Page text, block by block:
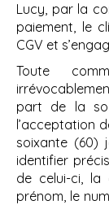
Lucy, par la
paiement, le
CGV et
Toute
part de la
l’acceptation
soixante (60)
identifier
de celui-ci, la
prénom, le